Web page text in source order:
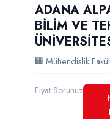
ADANA
BİLİM VE
🏢 Mühendislik
Fiyat Sorunuz